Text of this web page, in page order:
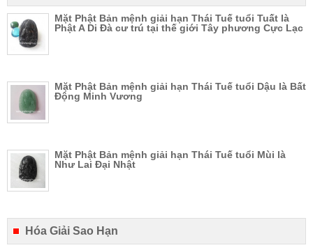
Mặt Phật Bản mệnh giải hạn Thái Tuế tuổi Tuất là
Phật A Di Đà cư trú tại thế giới Tây phương Cực Lạc
Mặt Phật Bản mệnh giải hạn Thái Tuế tuổi Dậu là Bất
Động Minh Vương
Mặt Phật Bản mệnh giải hạn Thái Tuế tuổi Mùi là
Như Lai Đại Nhật
Hóa Giải Sao Hạn